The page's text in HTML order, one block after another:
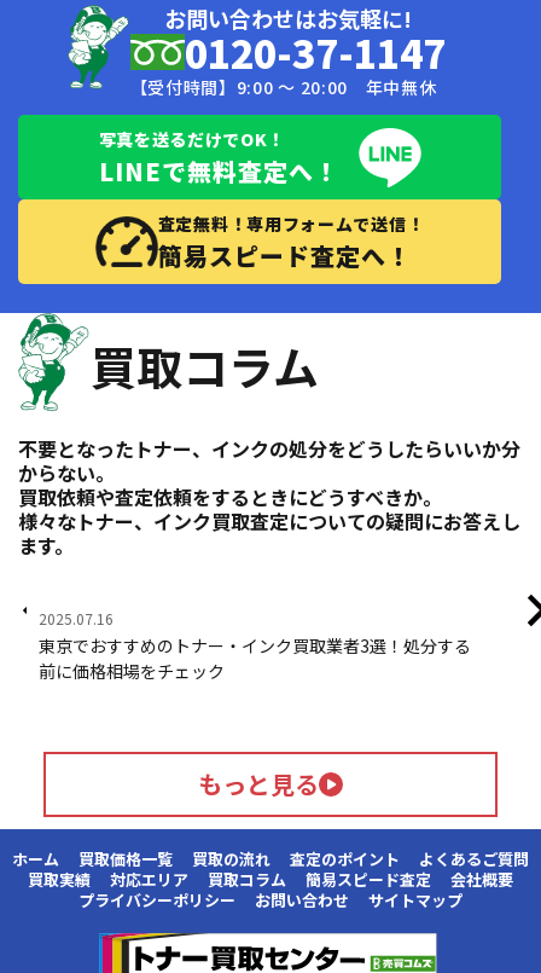
お問い合わせはお気軽に!
0120-37-1147
【受付時間】9:00 〜 20:00 年中無休
写真を送るだけでOK！
LINEで無料査定へ！
査定無料！専用フォームで送信！
簡易スピード査定へ！
買取コラム
不要となったトナー、インクの処分をどうしたらいいか分
からない。
買取依頼や査定依頼をするときにどうすべきか。
様々なトナー、インク買取査定についての疑問にお答えし
ます。
2025.07.16
東京でおすすめのトナー・インク買取業者3選！処分する
前に価格相場をチェック
もっと見る
ホーム 買取価格一覧 買取の流れ 査定のポイント
よくあるご質問
買取実績
対応エリア 買取コラム 簡易スピード査定
会社概要
プライバシーポリシー
お問い合わせ サイトマップ